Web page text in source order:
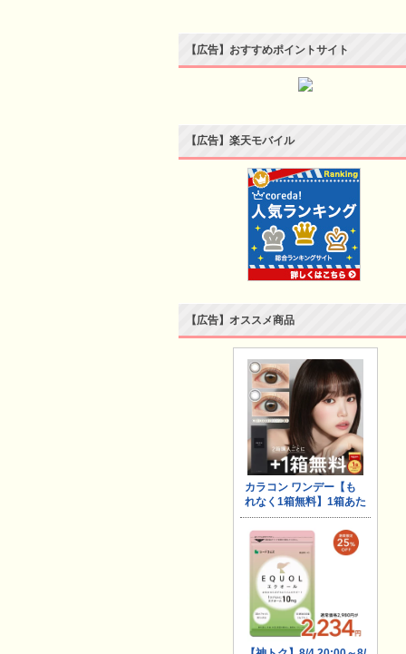
【広告】おすすめポイントサイト
【広告】楽天モバイル
【広告】オススメ商品